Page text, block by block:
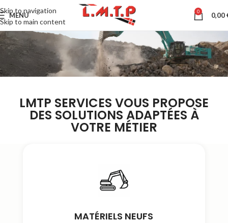
Skip to navigation
Skip to main content
MENU 0 0,00
LMTP SERVICES VOUS PROPOSE
DES SOLUTIONS ADAPTÉES À
VOTRE MÉTIER
MATÉRIELS NEUFS